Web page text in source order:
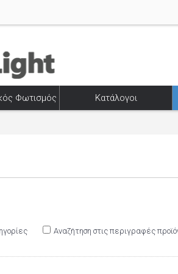
Φωτισμός Κατάλογοι
Αναζήτηση στις περιγραφές